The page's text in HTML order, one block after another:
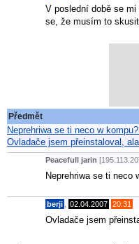
V poslední době se
se, že musím to
Předmět
Neprehriwa se ti neco w
Ovladače jsem přeinstaloval,
Peacefull jarin
Neprehriwa se ti neco
berji 02.04.2007 20:31
Ovladače jsem